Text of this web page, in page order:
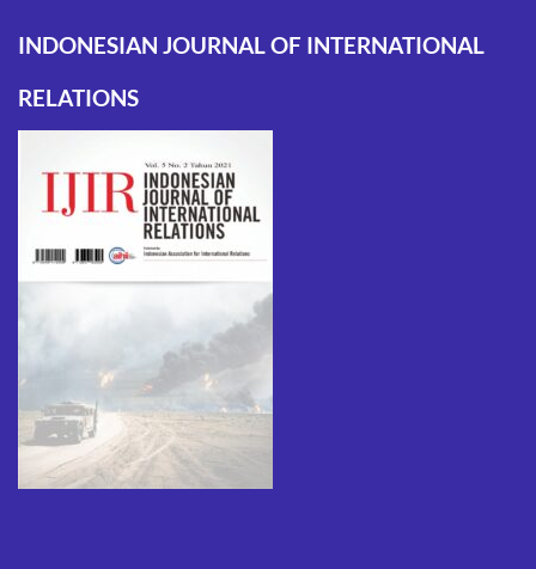
INDONESIAN JOURNAL OF INTERNATIONAL
RELATIONS